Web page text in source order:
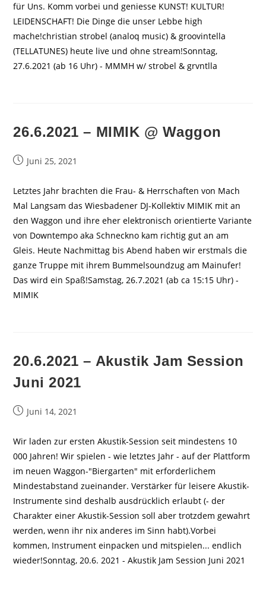
für Uns. Komm vorbei und geniesse KUNST! KULTUR!
LEIDENSCHAFT! Die Dinge die unser Lebbe high
mache!christian strobel (analoq music) & groovintella
(TELLATUNES) heute live und ohne stream!Sonntag,
27.6.2021 (ab 16 Uhr) - MMMH w/ strobel & grvntlla
26.6.2021 – MIMIK @ Waggon
BeitragJuni 25, 2021
Letztes Jahr brachten die Frau- & Herrschaften von Mach
Mal Langsam das Wiesbadener DJ-Kollektiv MIMIK mit an
den Waggon und ihre eher elektronisch orientierte Variante
von Downtempo aka Schneckno kam richtig gut an am
Gleis. Heute Nachmittag bis Abend haben wir erstmals die
ganze Truppe mit ihrem Bummelsoundzug am Mainufer!
Das wird ein Spaß!Samstag, 26.7.2021 (ab ca 15:15 Uhr) -
MIMIK
20.6.2021 – Akustik Jam Session
Juni 2021
BeitragJuni 14, 2021
Wir laden zur ersten Akustik-Session seit mindestens 10
000 Jahren! Wir spielen - wie letztes Jahr - auf der Plattform
im neuen Waggon-"Biergarten" mit erforderlichem
Mindestabstand zueinander. Verstärker für leisere Akustik-
Instrumente sind deshalb ausdrücklich erlaubt (- der
Charakter einer Akustik-Session soll aber trotzdem gewahrt
werden, wenn ihr nix anderes im Sinn habt).Vorbei
kommen, Instrument einpacken und mitspielen... endlich
wieder!Sonntag, 20.6. 2021 - Akustik Jam Session Juni 2021